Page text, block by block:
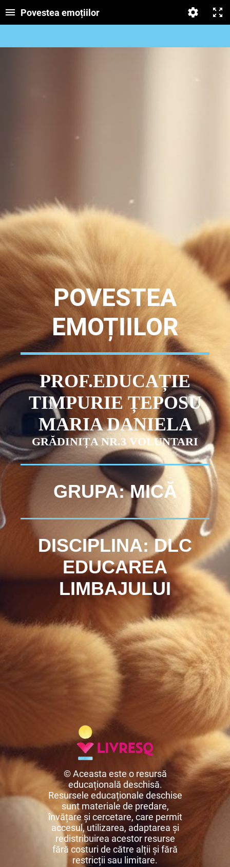
Povestea emoțiilor
POVESTEA
EMOȚIILOR
PROF.EDUCAȚIE
TIMPURIE ȚEPOSU
MARIA DANIELA
GRĂDINIȚA NR.3 VOLUNTARI
GRUPA: MICĂ
DISCIPLINA: DLC
EDUCAREA
LIMBAJULUI
© Aceasta este o resursă
educațională deschisă.
Resursele educaționale deschise
sunt materiale de predare,
învățare și cercetare, care permit
accesul, utilizarea, adaptarea și
redistribuirea acestor resurse
fără costuri de către alții și fără
restricții sau limitare.